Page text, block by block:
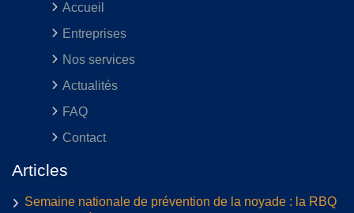
Accueil
Entreprises
Nos services
Actualités
FAQ
Contact
Articles
Semaine nationale de prévention de la noyade : la RBQ